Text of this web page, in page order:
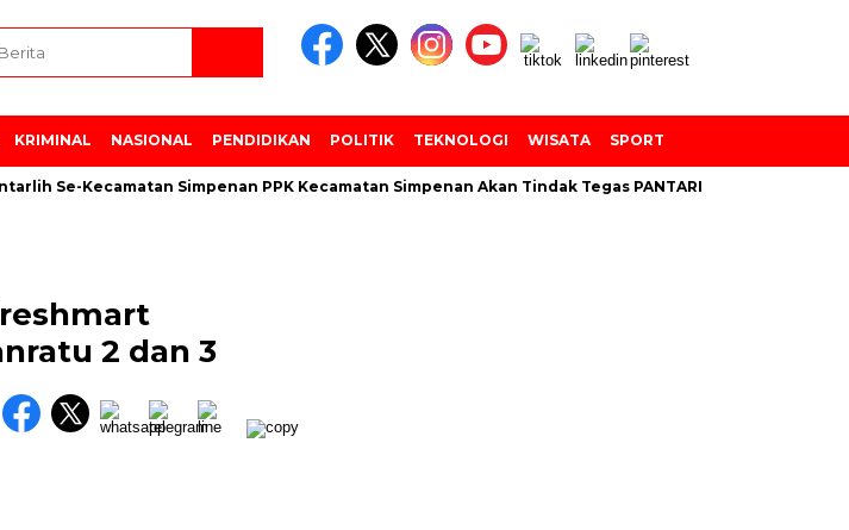
KRIMINAL NASIONAL PENDIDIKAN POLITIK TEKNOLOGI WISATA SPORT
Se-Kecamatan Simpenan PPK Kecamatan Simpenan Akan Tindak Tegas PANTARLIH Yang Tembak
2 dan 3